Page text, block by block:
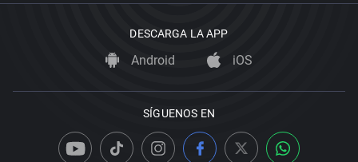
DESCARGA LA APP
Android iOS
SÍGUENOS EN